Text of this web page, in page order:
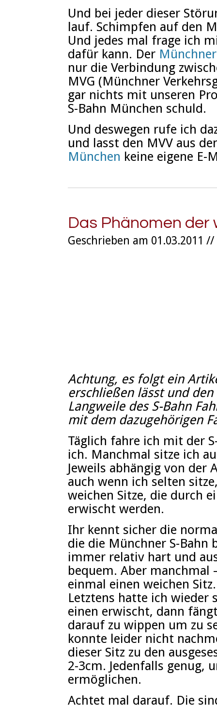
Und bei jeder dieser
lauf. Schimpfen auf den
Und jedes mal frage ich
dafür kann. Der
nur die Verbindung
MVG (Münchner
gar nichts mit unseren
S-Bahn München schuld.
Und deswegen rufe ich
und lasst den MVV aus
München keine eigene E-
Das Phänomen der
Geschrieben am 01.03.2011 //
Achtung, es folgt ein
erschließen lässt und
Langweile des S-Bahn
mit dem dazugehörigen
Täglich fahre ich mit der
ich. Manchmal sitze ich
Jeweils abhängig von der
auch wenn ich selten
weichen Sitze, die durch
erwischt werden.
Ihr kennt sicher die
die die Münchner S-Bahn
immer relativ hart und
bequem. Aber manchmal
einmal einen weichen Sitz.
Letztens hatte ich wieder
einen erwischt, dann
darauf zu wippen um zu
konnte leider nicht
dieser Sitz zu den
2-3cm. Jedenfalls genug,
ermöglichen.
Achtet mal darauf. Die